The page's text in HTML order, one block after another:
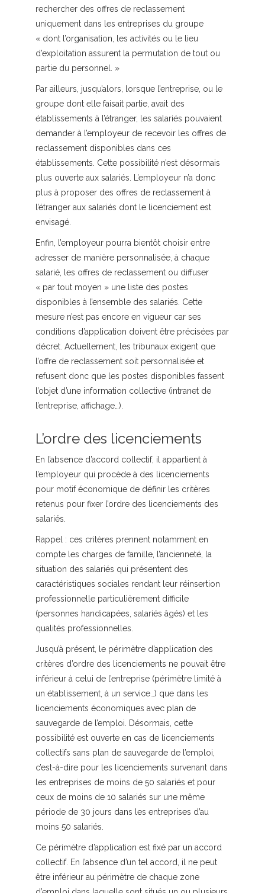
rechercher des offres de reclassement
uniquement dans les entreprises du groupe
« dont l’organisation, les activités ou le lieu
d’exploitation assurent la permutation de tout ou
partie du personnel. »
Par ailleurs, jusqu’alors, lorsque l’entreprise, ou le
groupe dont elle faisait partie, avait des
établissements à l’étranger, les salariés pouvaient
demander à l’employeur de recevoir les offres de
reclassement disponibles dans ces
établissements. Cette possibilité n’est désormais
plus ouverte aux salariés. L’employeur n’a donc
plus à proposer des offres de reclassement à
l’étranger aux salariés dont le licenciement est
envisagé.
Enfin, l’employeur pourra bientôt choisir entre
adresser de manière personnalisée, à chaque
salarié, les offres de reclassement ou diffuser
« par tout moyen » une liste des postes
disponibles à l’ensemble des salariés. Cette
mesure n’est pas encore en vigueur car ses
conditions d’application doivent être précisées par
décret. Actuellement, les tribunaux exigent que
l’offre de reclassement soit personnalisée et
refusent donc que les postes disponibles fassent
l’objet d’une information collective (intranet de
l’entreprise, affichage…).
L’ordre des licenciements
En l’absence d’accord collectif, il appartient à
l’employeur qui procède à des licenciements
pour motif économique de définir les critères
retenus pour fixer l’ordre des licenciements des
salariés.
Rappel : ces critères prennent notamment en
compte les charges de famille, l’ancienneté, la
situation des salariés qui présentent des
caractéristiques sociales rendant leur réinsertion
professionnelle particulièrement difficile
(personnes handicapées, salariés âgés) et les
qualités professionnelles.
Jusqu’à présent, le périmètre d’application des
critères d’ordre des licenciements ne pouvait être
inférieur à celui de l’entreprise (périmètre limité à
un établissement, à un service…) que dans les
licenciements économiques avec plan de
sauvegarde de l’emploi. Désormais, cette
possibilité est ouverte en cas de licenciements
collectifs sans plan de sauvegarde de l’emploi,
c’est-à-dire pour les licenciements survenant dans
les entreprises de moins de 50 salariés et pour
ceux de moins de 10 salariés sur une même
période de 30 jours dans les entreprises d’au
moins 50 salariés.
Ce périmètre d’application est fixé par un accord
collectif. En l’absence d’un tel accord, il ne peut
être inférieur au périmètre de chaque zone